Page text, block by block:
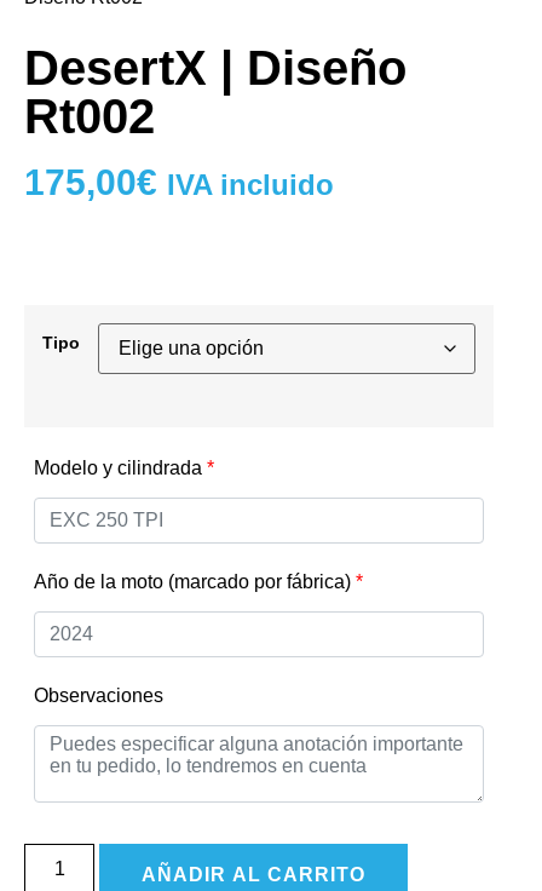
DesertX | Diseño
Rt002
175,00€ IVA incluido
Tipo
Modelo y cilindrada *
Año de la moto (marcado por fábrica) *
Observaciones
AÑADIR AL CARRITO